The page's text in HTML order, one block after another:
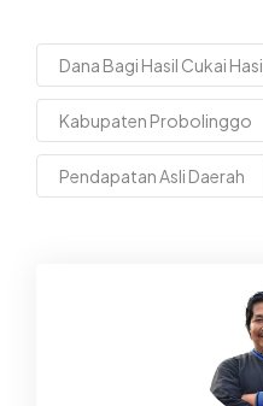
Dana Bagi Hasil Cukai
Kabupaten Probolinggo
Pendapatan Asli Daerah